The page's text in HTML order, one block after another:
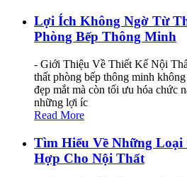
Lợi Ích Không Ngờ Từ
Phòng Bếp Thông Minh
- Giới Thiệu Về Thiết Kế Nội
thất phòng bếp thông minh
đẹp mắt mà còn tối ưu hóa chức
những lợi íc
Read More
Tìm Hiểu Về Những
Hợp Cho Nội Thất